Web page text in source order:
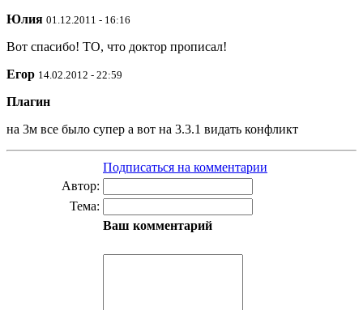
Юлия 01.12.2011 - 16:16
Вот спасибо! ТО, что доктор прописал!
Егор 14.02.2012 - 22:59
Плагин
на 3м все было супер а вот на 3.3.1 видать конфликт
Подписаться на комментарии
Автор:
Тема:
Ваш комментарий